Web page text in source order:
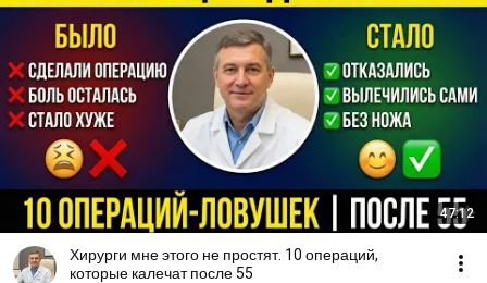
47:12
Хирурги мне этого не простят. 10 операций,
которые калечат после 55